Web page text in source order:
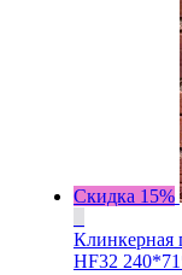
Скидка 15%
Клинкерная
HF32